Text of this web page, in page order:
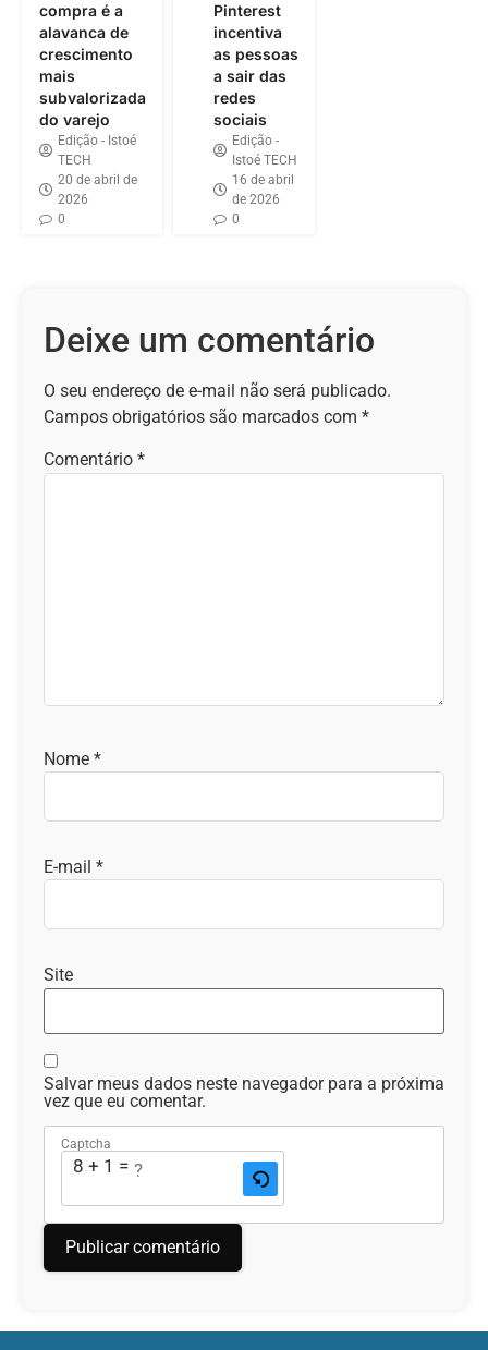
compra é a
alavanca de
crescimento
mais
subvalorizada
do varejo
Edição - Istoé
TECH
20 de abril de
2026
0
Pinterest
incentiva
as pessoas
a sair das
redes
sociais
Edição -
Istoé TECH
16 de abril
de 2026
0
Deixe um comentário
O seu endereço de e-mail não será publicado.
Campos obrigatórios são marcados com *
Comentário *
Nome *
E-mail *
Site
Salvar meus dados neste navegador para a próxima
vez que eu comentar.
Captcha
8 + 1 = ?